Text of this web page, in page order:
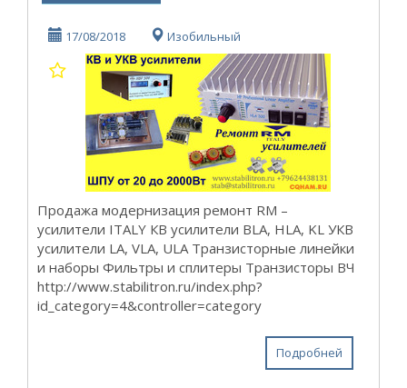
17/08/2018 Изобильный
Продажа модернизация ремонт RM –
усилители ITALY КВ усилители BLA, HLA, KL УКВ
усилители LA, VLA, ULA Транзисторные линейки
и наборы Фильтры и сплитеры Транзисторы ВЧ
http://www.stabilitron.ru/index.php?
id_category=4&controller=category
Подробней